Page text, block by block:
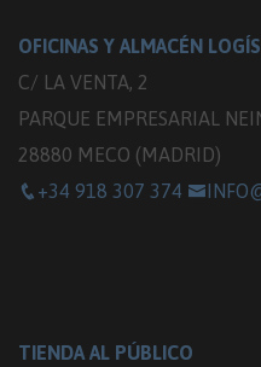
OFICINAS Y ALMACÉN
C/ LA VENTA, 2
PARQUE EMPRESARIAL
28880 MECO (MADRID)
+34 918 307 374
TIENDA AL PÚBLICO